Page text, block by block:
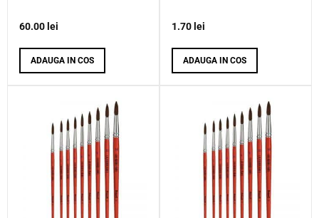
60.00 lei
ADAUGA IN COS
1.70 lei
ADAUGA IN COS